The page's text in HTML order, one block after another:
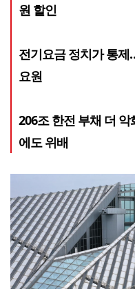
원 할인
전기요금 정치가 통제
요원
206조 한전 부채 더
에도 위배